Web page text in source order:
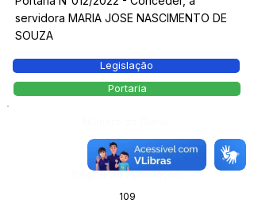
servidora MARIA JOSE NASCIMENTO DE
SOUZA
Legislação
Portaria
13247
Página da Publicação:
109